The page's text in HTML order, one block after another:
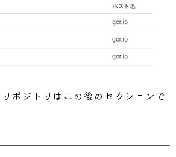
ポジトリはこの後のセクションで